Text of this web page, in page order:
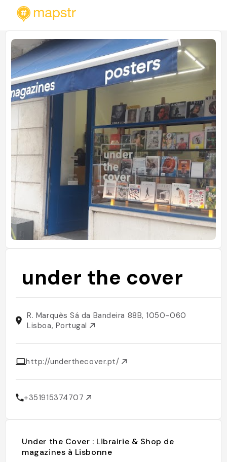
under the cover
R. Marquês Sá da Bandeira 88B, 1050-060
Lisboa, Portugal
http://underthecover.pt/
+351915374707
Under the Cover : Librairie & Shop de
magazines à Lisbonne